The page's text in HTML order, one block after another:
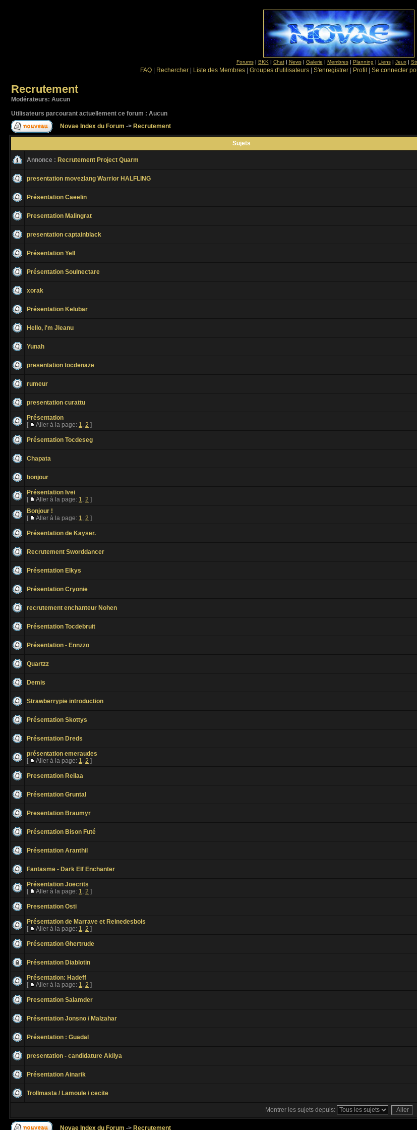
Forums| BKK | Chat| News| Galerie | Membres| Planning | Liens| Jeux|
FAQ Rechercher Liste des Membres Groupes d'utilisateurs S'enregistrer Profil Se connecter
Recrutement
Modérateurs: Aucun
Utilisateurs parcourant actuellement ce forum : Aucun
Novae Index du Forum -> Recrutement
Sujets
Annonce : Recrutement Project Quarm
presentation movezlang Warrior HALFLING
Présentation Caeelin
Presentation Malingrat
presentation captainblack
Présentation Yell
Présentation Soulnectare
xorak
Présentation Kelubar
Hello, i'm Jleanu
Yunah
presentation tocdenaze
rumeur
presentation curattu
Présentation
[
Aller à la page: 1, 2 ]
Présentation Tocdeseg
Chapata
bonjour
Présentation Ivei
[
Aller à la page: 1, 2 ]
Bonjour !
[
Aller à la page: 1, 2 ]
Présentation de Kayser.
Recrutement Sworddancer
Présentation Elkys
Présentation Cryonie
recrutement enchanteur Nohen
Présentation Tocdebruit
Présentation - Ennzzo
Quartzz
Demis
Strawberrypie introduction
Présentation Skottys
Présentation Dreds
présentation emeraudes
[
Aller à la page: 1, 2 ]
Presentation Reilaa
Présentation Gruntal
Presentation Braumyr
Présentation Bison Futé
Présentation Aranthil
Fantasme - Dark Elf Enchanter
Présentation Joecrits
[
Aller à la page: 1, 2 ]
Presentation Osti
Présentation de Marrave et Reinedesbois
[
Aller à la page: 1, 2 ]
Présentation Ghertrude
Présentation Diablotin
Présentation: Hadeff
[
Aller à la page: 1, 2 ]
Presentation Salamder
Présentation Jonsno / Malzahar
Présentation : Guadal
presentation - candidature Akilya
Présentation Ainarik
Trollmasta / Lamoule / cecite
Montrer les sujets depuis:
Novae Index du Forum -> Recrutement